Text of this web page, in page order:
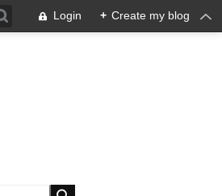
Login + Create my blog